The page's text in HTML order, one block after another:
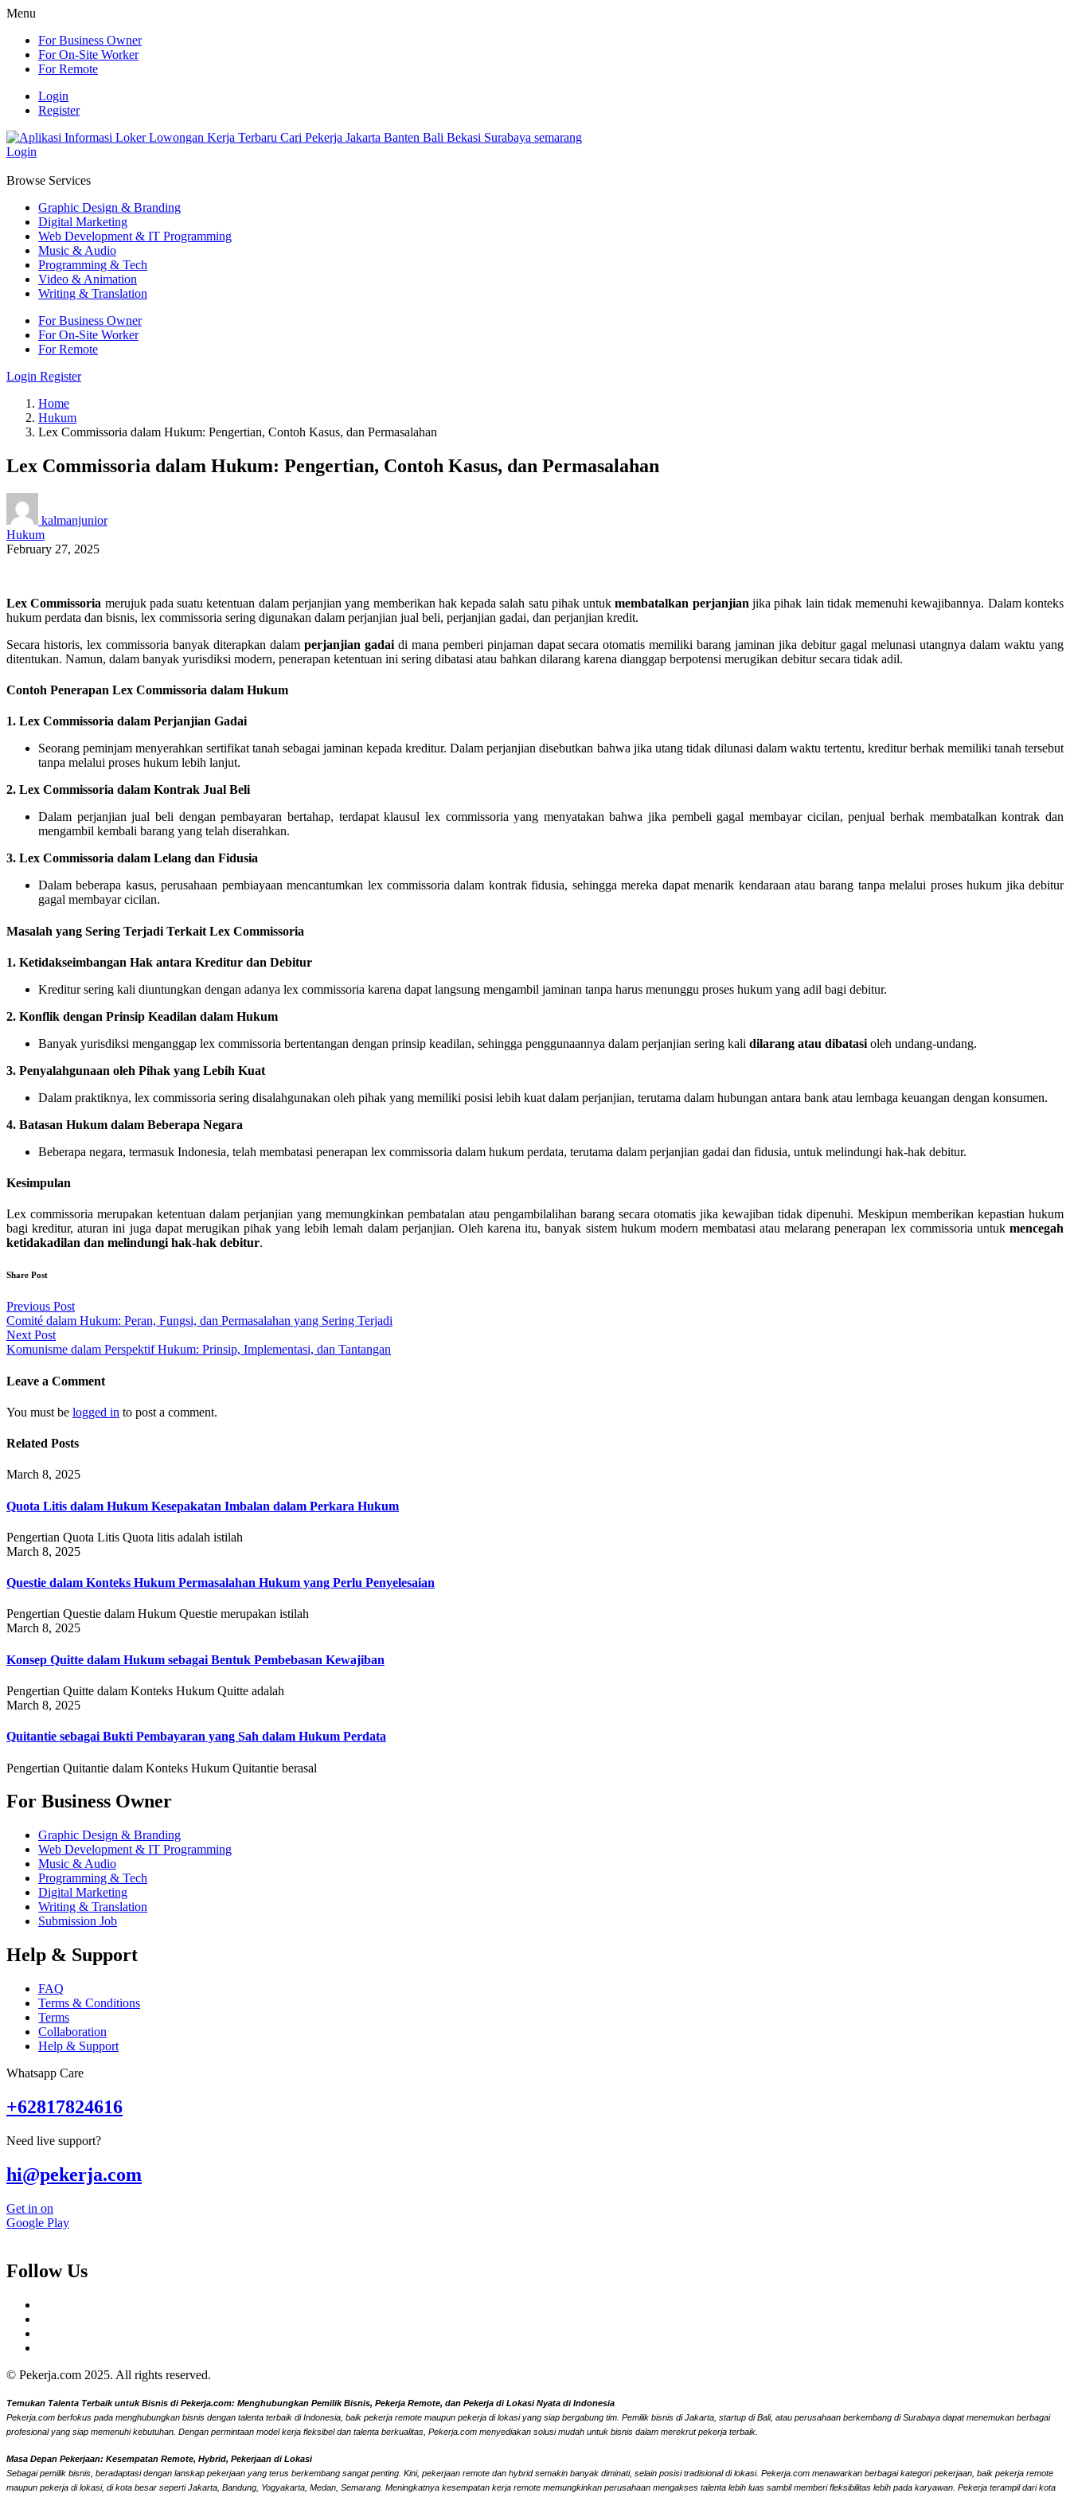
Menu
For Business Owner
For On-Site Worker
For Remote
Login
Register
Login
Browse Services
Graphic Design & Branding
Digital Marketing
Web Development & IT Programming
Music & Audio
Programming & Tech
Video & Animation
Writing & Translation
For Business Owner
For On-Site Worker
For Remote
Login Register
Home
Hukum
Lex Commissoria dalam Hukum: Pengertian, Contoh Kasus, dan Permasalahan
Lex Commissoria dalam Hukum: Pengertian, Contoh Kasus, dan Permasalahan
kalmanjunior
Hukum
February 27, 2025
Lex Commissoria merujuk pada suatu ketentuan dalam perjanjian yang memberikan hak kepada salah satu pihak untukmembatalkan perjanjian jika pihak lain tidak memenuhi kewajibannya. Dalam konteks
hukum perdata dan bisnis, lex commissoria sering digunakan dalam perjanjian jual beli, perjanjian gadai, dan perjanjian kredit.
Secara historis, lex commissoria banyak diterapkan dalam perjanjian gadaidi mana pemberi pinjaman dapat secara otomatis memiliki barang jaminan jika debitur gagal melunasi utangnya dalam waktu yang
ditentukan. Namun, dalam banyak yurisdiksi modern, penerapan ketentuan ini sering dibatasi atau bahkan dilarang karena dianggap berpotensi merugikan debitur secara tidak adil.
Contoh Penerapan Lex Commissoria dalam Hukum
1. Lex Commissoria dalam Perjanjian Gadai
Seorang peminjam menyerahkan sertifikat tanah sebagai jaminan kepada kreditur. Dalam perjanjian disebutkan bahwa jika utang tidak dilunasi dalam waktu tertentu, kreditur berhak memiliki tanah tersebut
tanpa melalui proses hukum lebih lanjut.
2. Lex Commissoria dalam Kontrak Jual Beli
Dalam perjanjian jual beli dengan pembayaran bertahap, terdapat klausul lex commissoria yang menyatakan bahwa jika pembeli gagal membayar cicilan, penjual berhak membatalkan kontrak dan
mengambil kembali barang yang telah diserahkan.
3. Lex Commissoria dalam Lelang dan Fidusia
Dalam beberapa kasus, perusahaan pembiayaan mencantumkan lex commissoria dalam kontrak fidusia, sehingga mereka dapat menarik kendaraan atau barang tanpa melalui proses hukum jika debitur
gagal membayar cicilan.
Masalah yang Sering Terjadi Terkait Lex Commissoria
1. Ketidakseimbangan Hak antara Kreditur dan Debitur
Kreditur sering kali diuntungkan dengan adanya lex commissoria karena dapat langsung mengambil jaminan tanpa harus menunggu proses hukum yang adil bagi debitur.
2. Konflik dengan Prinsip Keadilan dalam Hukum
Banyak yurisdiksi menganggap lex commissoria bertentangan dengan prinsip keadilan, sehingga penggunaannya dalam perjanjian sering kali dilarang atau dibatasi oleh undang-undang.
3. Penyalahgunaan oleh Pihak yang Lebih Kuat
Dalam praktiknya, lex commissoria sering disalahgunakan oleh pihak yang memiliki posisi lebih kuat dalam perjanjian, terutama dalam hubungan antara bank atau lembaga keuangan dengan konsumen.
4. Batasan Hukum dalam Beberapa Negara
Beberapa negara, termasuk Indonesia, telah membatasi penerapan lex commissoria dalam hukum perdata, terutama dalam perjanjian gadai dan fidusia, untuk melindungi hak-hak debitur.
Kesimpulan
Lex commissoria merupakan ketentuan dalam perjanjian yang memungkinkan pembatalan atau pengambilalihan barang secara otomatis jika kewajiban tidak dipenuhi. Meskipun memberikan kepastian hukum
bagi kreditur, aturan ini juga dapat merugikan pihak yang lebih lemah dalam perjanjian. Oleh karena itu, banyak sistem hukum modern membatasi atau melarang penerapan lex commissoria untuk mencegah
ketidakadilan dan melindungi hak-hak debitur.
Share Post
Post
navigation
Previous Post
Comité dalam Hukum: Peran, Fungsi, dan Permasalahan yang Sering Terjadi
Next Post
Komunisme dalam Perspektif Hukum: Prinsip, Implementasi, dan Tantangan
Leave a Comment
You must be logged in to post a comment.
Related Posts
March 8, 2025
Quota Litis dalam Hukum Kesepakatan Imbalan dalam Perkara Hukum
Pengertian Quota Litis Quota litis adalah istilah
March 8, 2025
Questie dalam Konteks Hukum Permasalahan Hukum yang Perlu Penyelesaian
Pengertian Questie dalam Hukum Questie merupakan istilah
March 8, 2025
Konsep Quitte dalam Hukum sebagai Bentuk Pembebasan Kewajiban
Pengertian Quitte dalam Konteks Hukum Quitte adalah
March 8, 2025
Quitantie sebagai Bukti Pembayaran yang Sah dalam Hukum Perdata
Pengertian Quitantie dalam Konteks Hukum Quitantie berasal
For Business Owner
Graphic Design & Branding
Web Development & IT Programming
Music & Audio
Programming & Tech
Digital Marketing
Writing & Translation
Submission Job
Help & Support
FAQ
Terms & Conditions
Terms
Collaboration
Help & Support
Whatsapp Care
+62817824616
Need live support?
hi@pekerja.com
Get in on
Google Play
Follow Us
© Pekerja.com 2025. All rights reserved.
Temukan Talenta Terbaik untuk Bisnis di Pekerja.com: Menghubungkan Pemilik Bisnis, Pekerja Remote, dan Pekerja di Lokasi Nyata di Indonesia
Pekerja.com berfokus pada menghubungkan bisnis dengan talenta terbaik di Indonesia, baik pekerja remote maupun pekerja di lokasi yang siap bergabung tim. Pemilik bisnis di Jakarta, startup di Bali, atau perusahaan berkembang di Surabaya dapat menemukan berbagai
profesional yang siap memenuhi kebutuhan. Dengan permintaan model kerja fleksibel dan talenta berkualitas, Pekerja.com menyediakan solusi mudah untuk bisnis dalam merekrut pekerja terbaik.
Masa Depan Pekerjaan: Kesempatan Remote, Hybrid, Pekerjaan di Lokasi
Sebagai pemilik bisnis, beradaptasi dengan lanskap pekerjaan yang terus berkembang sangat penting. Kini, pekerjaan remote dan hybrid semakin banyak diminati, selain posisi tradisional di lokasi. Pekerja.com menawarkan berbagai kategori pekerjaan, baik pekerja remote
maupun pekerja di lokasi, di kota besar seperti Jakarta, Bandung, Yogyakarta, Medan, Semarang. Meningkatnya kesempatan kerja remote memungkinkan perusahaan mengakses talenta lebih luas sambil memberi fleksibilitas lebih pada karyawan. Pekerja terampil dari kota